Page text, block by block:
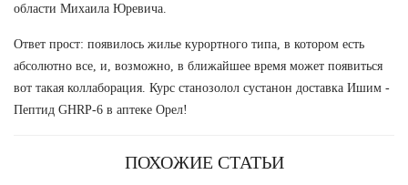
области Михаила Юревича.
Ответ прост: появилось жилье курортного типа, в котором есть
абсолютно все, и, возможно, в ближайшее время может появиться
вот такая коллаборация. Курс станозолол сустанон доставка Ишим -
Пептид GHRP-6 в аптеке Орел!
ПОХОЖИЕ СТАТЬИ